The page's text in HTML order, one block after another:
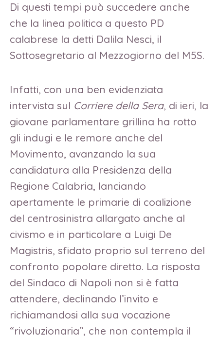
Di questi tempi può succedere anche
che la linea politica a questo PD
calabrese la detti Dalila Nesci, il
Sottosegretario al Mezzogiorno del M5S.
Infatti, con una ben evidenziata
intervista sul Corriere della Sera, di ieri, la
giovane parlamentare grillina ha rotto
gli indugi e le remore anche del
Movimento, avanzando la sua
candidatura alla Presidenza della
Regione Calabria, lanciando
apertamente le primarie di coalizione
del centrosinistra allargato anche al
civismo e in particolare a Luigi De
Magistris, sfidato proprio sul terreno del
confronto popolare diretto. La risposta
del Sindaco di Napoli non si è fatta
attendere, declinando l’invito e
richiamandosi alla sua vocazione
“rivoluzionaria”, che non contempla il